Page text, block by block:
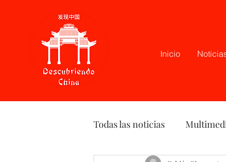
Inicio
Todas las noticias